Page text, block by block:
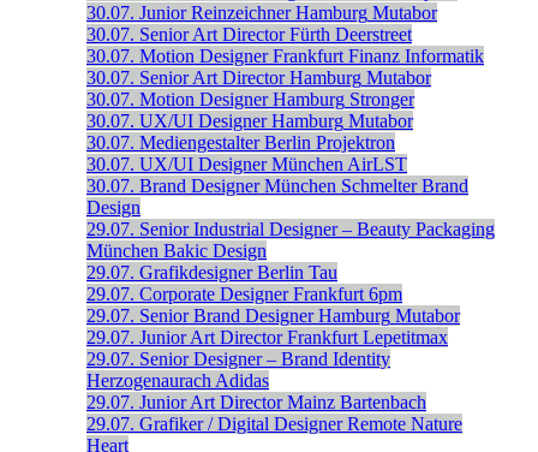
30.07. Junior Reinzeichner Hamburg Mutabor
30.07. Senior Art Director Fürth Deerstreet
30.07. Motion Designer Frankfurt Finanz Informatik
30.07. Senior Art Director Hamburg Mutabor
30.07. Motion Designer Hamburg Stronger
30.07. UX/UI Designer Hamburg Mutabor
30.07. Mediengestalter Berlin Projektron
30.07. UX/UI Designer München AirLST
30.07. Brand Designer München Schmelter Brand
Design
29.07. Senior Industrial Designer – Beauty Packaging
München Bakic Design
29.07. Grafikdesigner Berlin Tau
29.07. Corporate Designer Frankfurt 6pm
29.07. Senior Brand Designer Hamburg Mutabor
29.07. Junior Art Director Frankfurt Lepetitmax
29.07. Senior Designer – Brand Identity
Herzogenaurach Adidas
29.07. Junior Art Director Mainz Bartenbach
29.07. Grafiker / Digital Designer Remote Nature
Heart